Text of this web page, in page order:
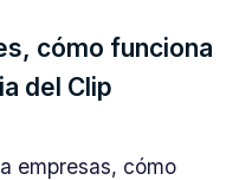
cómo funciona
del Clip
empresas, cómo